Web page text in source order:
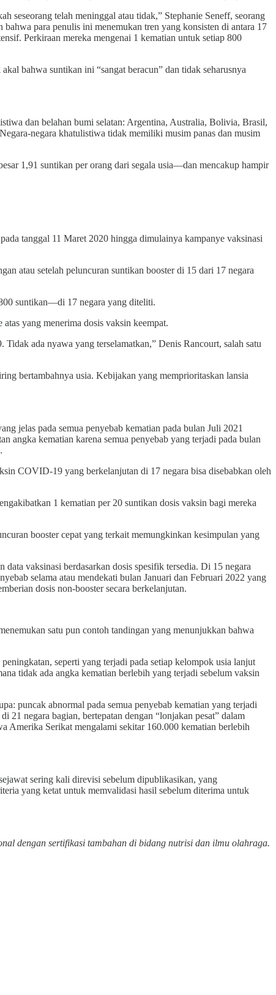
seseorang telah meninggal atau tidak,” Stephanie Seneff, seorang
para penulis ini menemukan tren yang konsisten di antara 17
Perkiraan mereka mengenai 1 kematian untuk setiap 800
bahwa suntikan ini “sangat beracun” dan tidak seharusnya
dan belahan bumi selatan: Argentina, Australia, Bolivia, Brasil,
negara khatulistiwa tidak memiliki musim panas dan musim
1,91 suntikan per orang dari segala usia—dan mencakup hampir
tanggal 11 Maret 2020 hingga dimulainya kampanye vaksinasi
atau setelah peluncuran suntikan booster di 15 dari 17 negara
suntikan—di 17 negara yang diteliti.
yang menerima dosis vaksin keempat.
ada nyawa yang terselamatkan,” Denis Rancourt, salah satu
bertambahnya usia. Kebijakan yang memprioritaskan lansia
jelas pada semua penyebab kematian pada bulan Juli 2021
angka kematian karena semua penyebab yang terjadi pada bulan
COVID-19 yang berkelanjutan di 17 negara bisa disebabkan oleh
1 kematian per 20 suntikan dosis vaksin bagi mereka
booster cepat yang terkait memungkinkan kesimpulan yang
vaksinasi berdasarkan dosis spesifik tersedia. Di 15 negara
selama atau mendekati bulan Januari dan Februari 2022 yang
dosis non-booster secara berkelanjutan.
satu pun contoh tandingan yang menunjukkan bahwa
seperti yang terjadi pada setiap kelompok usia lanjut
tidak ada angka kematian berlebih yang terjadi sebelum vaksin
puncak abnormal pada semua penyebab kematian yang terjadi
negara bagian, bertepatan dengan “lonjakan pesat” dalam
Amerika Serikat mengalami sekitar 160.000 kematian berlebih
sering kali direvisi sebelum dipublikasikan, yang
yang ketat untuk memvalidasi hasil sebelum diterima untuk
dengan sertifikasi tambahan di bidang nutrisi dan ilmu olahraga.